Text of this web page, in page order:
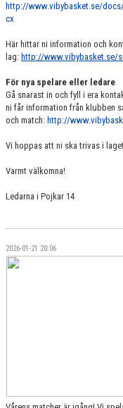
http://www.vibybasket.se/
cx
Här hittar ni information och
lag: http://www.vibybasket.se/
För nya spelare eller ledare
Gå snarast in och fyll i era
ni får information från klubben
och match: http://
Vi hoppas att ni ska trivas i
Varmt välkomna!
Ledarna i Pojkar 14
2026-01-21 20:06